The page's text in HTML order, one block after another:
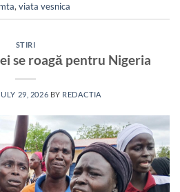
, viata vesnica
STIRI
se roagă pentru Nigeria
29, 2026 BY REDACTIA